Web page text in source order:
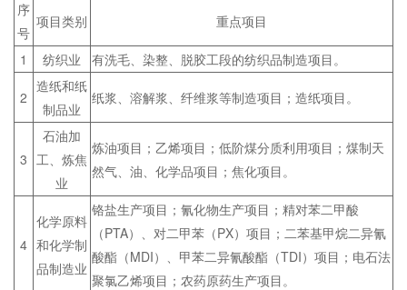
序
号
项目类别 重点项目
1 纺织业 有洗毛、染整、脱胶工段的纺织品制造项目。
2
造纸和纸
制品业
纸浆、溶解浆、纤维浆等制造项目；造纸项目。
3
石油加
工、炼焦
业
炼油项目；乙烯项目；低阶煤分质利用项目；煤制天
然气、油、化学品项目；焦化项目。
4
化学原料
和化学制
品制造业
铬盐生产项目；氰化物生产项目；精对苯二甲酸
（PTA）、对二甲苯（PX）项目；二苯基甲烷二异氰
酸酯（MDI）、甲苯二异氰酸酯（TDI）项目；电石法
聚氯乙烯项目；农药原药生产项目。